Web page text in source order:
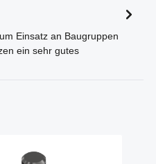
Einsatz an Baugruppen
ein sehr gutes